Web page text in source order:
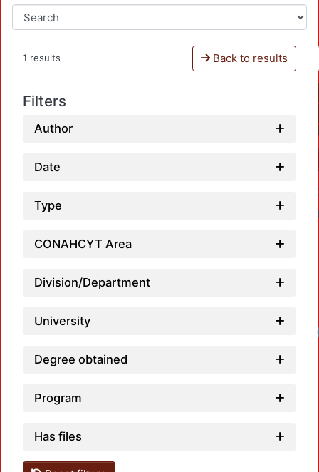
1 results Back to results
Filters
Author
Date
Type
CONAHCYT Area
Division/Department
University
Degree obtained
Program
Has files